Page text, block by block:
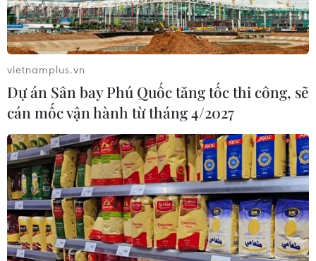
vietnamplus.vn
Dự án Sân bay Phú Quốc tăng tốc thi công, sẽ
cán mốc vận hành từ tháng 4/2027